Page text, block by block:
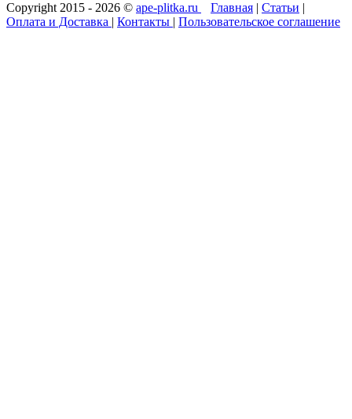
Copyright 2015 - 2026 © ape-plitka.ru Главная | Статьи |
Оплата и Доставка | Контакты | Пользовательское соглашение